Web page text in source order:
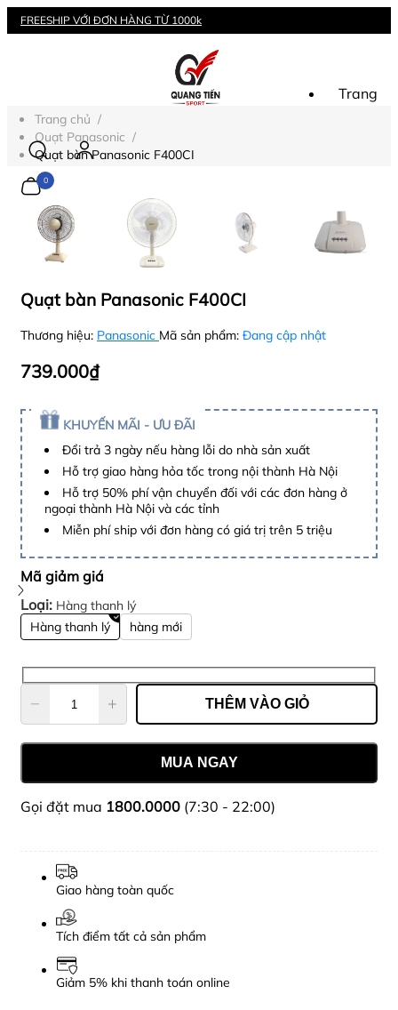
FREESHIP VỚI ĐƠN HÀNG TỪ 1000k
Trang
Tin tức
SHINE
Dự án
0
Trang chủ /
Quạt Panasonic /
Quạt bàn Panasonic F400CI
Quạt bàn Panasonic F400CI
Thương hiệu: Panasonic Mã sản phẩm: Đang cập nhật
739.000₫
KHUYẾN MÃI - ƯU ĐÃI
Đổi trả 3 ngày nếu hàng lỗi do nhà sản xuất
Hỗ trợ giao hàng hỏa tốc trong nội thành Hà Nội
Hỗ trợ 50% phí vận chuyển đối với các đơn hàng ở
ngoại thành Hà Nội và các tỉnh
Miễn phí ship với đơn hàng có giá trị trên 5 triệu
Mã giảm giá
Loại: Hàng thanh lý
Hàng thanh lý
hàng mới
THÊM VÀO GIỎ
MUA NGAY
Gọi đặt mua 1800.0000 (7:30 - 22:00)
Giao hàng toàn quốc
Tích điểm tất cả sản phẩm
Giảm 5% khi thanh toán online